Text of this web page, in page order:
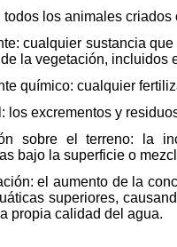
todos los animales
cualquier sustancia
la vegetación, incluidos
químico: cualquier
los excrementos y
sobre el terreno: la
bajo la superficie o
el aumento de la
superiores,
propia calidad del agua.